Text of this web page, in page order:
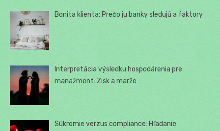
Bonita klienta: Prečo ju banky sledujú a faktory
Interpretácia výsledku hospodárenia pre
manažment: Zisk a marže
Súkromie verzus compliance: Hľadanie